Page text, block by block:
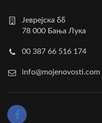
Јеврејска бб
78 000 Бања Лука
00 387 66 516 174
info@mojenovosti.com